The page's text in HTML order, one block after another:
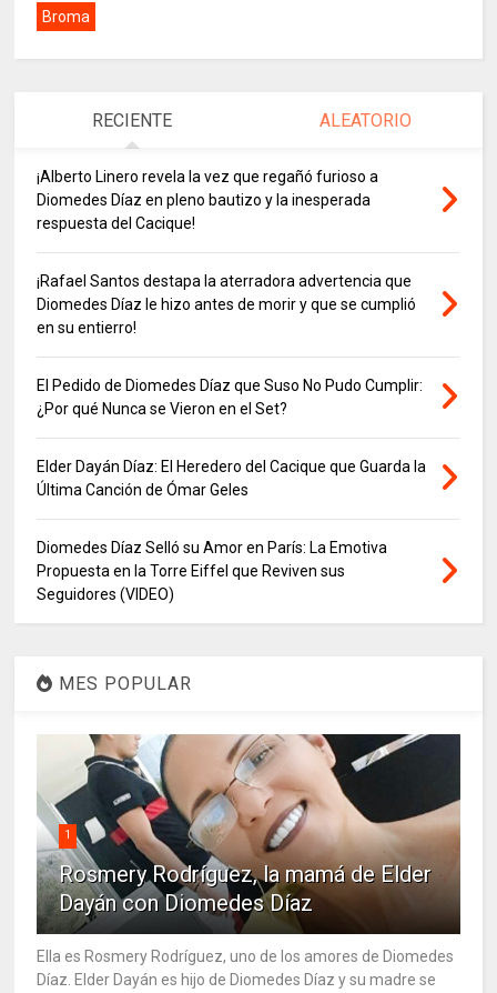
Broma
RECIENTE ALEATORIO
¡Alberto Linero revela la vez que regañó furioso a
Diomedes Díaz en pleno bautizo y la inesperada
respuesta del Cacique!
¡Rafael Santos destapa la aterradora advertencia que
Diomedes Díaz le hizo antes de morir y que se cumplió
en su entierro!
El Pedido de Diomedes Díaz que Suso No Pudo Cumplir:
¿Por qué Nunca se Vieron en el Set?
Elder Dayán Díaz: El Heredero del Cacique que Guarda la
Última Canción de Ómar Geles
Diomedes Díaz Selló su Amor en París: La Emotiva
Propuesta en la Torre Eiffel que Reviven sus
Seguidores (VIDEO)
MES POPULAR
1
Rosmery Rodríguez, la mamá de Elder
Dayán con Diomedes Díaz
Ella es Rosmery Rodríguez, uno de los amores de Diomedes
Díaz. Elder Dayán es hijo de Diomedes Díaz y su madre se